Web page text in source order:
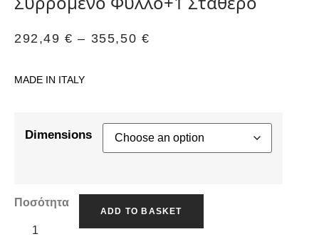
292,49€ – 355,50 €
MADE IN ITALY
Dimensions
Ποσότητα
ADD TO BASKET